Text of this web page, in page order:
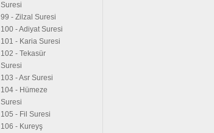
Suresi
99 - Zilzal Suresi
100 - Adiyat Suresi
101 - Karia Suresi
102 - Tekasür
Suresi
103 - Asr Suresi
104 - Hümeze
Suresi
105 - Fil Suresi
106 - Kureyş